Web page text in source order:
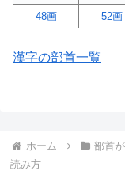
48画
52画
漢字の部首一覧
ホーム 部首
読み方